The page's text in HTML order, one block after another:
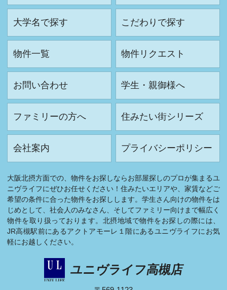
大学名で探す こだわりで探す
物件一覧 物件リクエスト
お問い合わせ 学生・親御様へ
ファミリーの方へ 住みたい街シリーズ
会社案内 プライバシーポリシー
大阪北摂方面での、物件をお探しならお部屋探しのプロが集まるユ
ニヴライフにぜひお任せください！住みたいエリアや、家賃などご
希望の条件に合った物件をお探しします。学生さん向けの物件をは
じめとして、社会人のみなさん、そしてファミリー向けまで幅広く
物件を取り扱っております。北摂地域で物件をお探しの際には、
JR高槻駅前にあるアクトアモーレ１階にあるユニヴライフにお気
軽にお越しください。
ユニヴライフ高槻店